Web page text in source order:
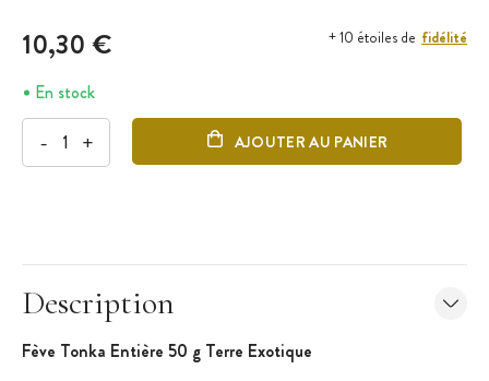
10,30 € + 10 étoiles de fidélité
En stock
- + AJOUTER AU PANIER
Description
Fève Tonka Entière 50 g Terre Exotique